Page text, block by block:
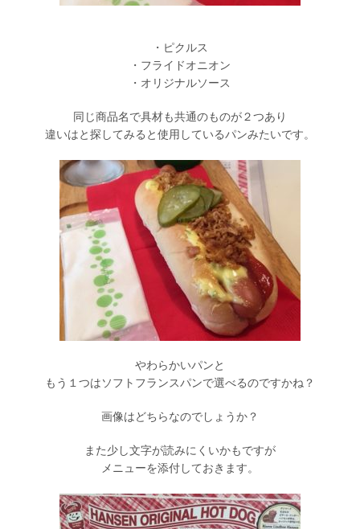
・ピクルス
・フライドオニオン
・オリジナルソース
同じ商品名で具材も共通のものが２つあり
違いはと探してみると使用しているパンみたいです。
やわらかいパンと
もう１つはソフトフランスパンで選べるのですかね？
画像はどちらなのでしょうか？
また少し文字が読みにくいかもですが
メニューを添付しておきます。